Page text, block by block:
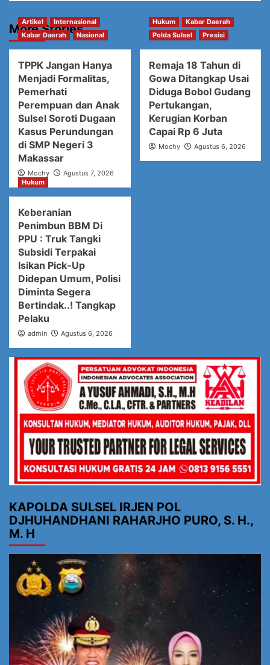
More Stories
Artikel
Internasional
Kabar Daerah
Nasional
TPPK Jangan Hanya
Menjadi Formalitas,
Pemerhati
Perempuan dan Anak
Sulsel Soroti Dugaan
Kasus Perundungan
di SMP Negeri 3
Makassar
Mochy Agustus 7, 2026
Hukum
Kabar Daerah
Polda Sulsel
Presisi
Remaja 18 Tahun di
Gowa Ditangkap Usai
Diduga Bobol Gudang
Pertukangan,
Kerugian Korban
Capai Rp 6 Juta
Mochy Agustus 6, 2026
Hukum
Keberanian
Penimbun BBM Di
PPU : Truk Tangki
Subsidi Terpakai
Isikan Pick-Up
Didepan Umum, Polisi
Diminta Segera
Bertindak..! Tangkap
Pelaku
admin Agustus 6, 2026
KAPOLDA SULSEL IRJEN POL
DJHUHANDHANI RAHARJHO PURO, S. H.,
M. H